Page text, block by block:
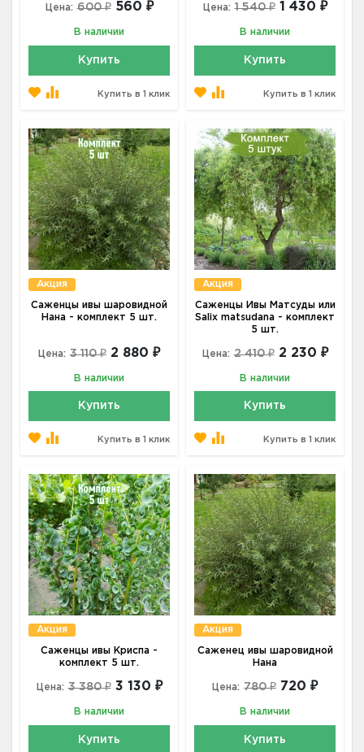
Цена: 600 ₽ 560 ₽
В наличии
Купить
Купить в 1 клик
Цена: 1 540 ₽ 1 430 ₽
В наличии
Купить
Купить в 1 клик
Акция
Саженцы ивы шаровидной
Нана - комплект 5 шт.
Цена: 3 110 ₽ 2 880 ₽
В наличии
Купить
Купить в 1 клик
Акция
Саженцы Ивы Матсуды или
Salix matsudana - комплект
5 шт.
Цена: 2 410 ₽ 2 230 ₽
В наличии
Купить
Купить в 1 клик
Акция
Саженцы ивы Криспа -
комплект 5 шт.
Цена: 3 380 ₽ 3 130 ₽
В наличии
Купить
Акция
Саженец ивы шаровидной
Нана
Цена: 780 ₽ 720 ₽
В наличии
Купить